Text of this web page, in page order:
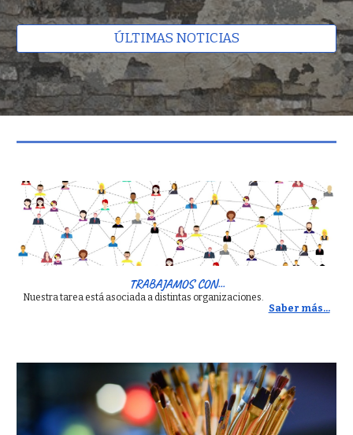
ÚLTIMAS NOTICIAS
TRABAJAMOS CON...
Nuestra tarea está asociada a distintas organizaciones.
Saber más...